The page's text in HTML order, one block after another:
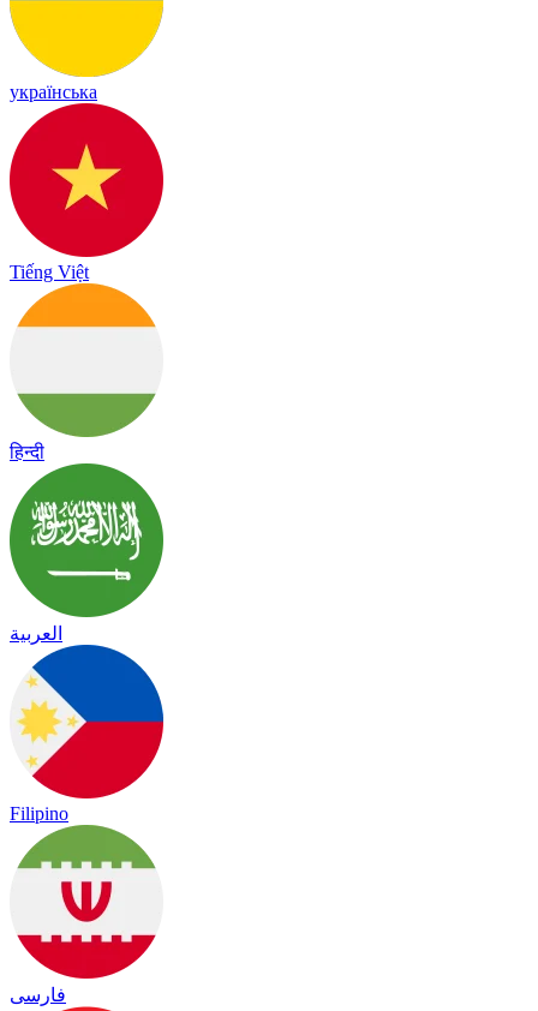
українська
Tiếng Việt
हिन्दी
العربية
Filipino
فارسی